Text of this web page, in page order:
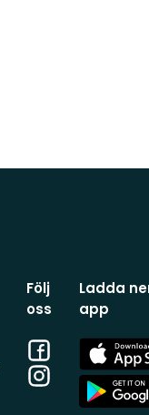
Följ
oss
Facebook
Instagram
Ladda
app
App
Store
App
Store